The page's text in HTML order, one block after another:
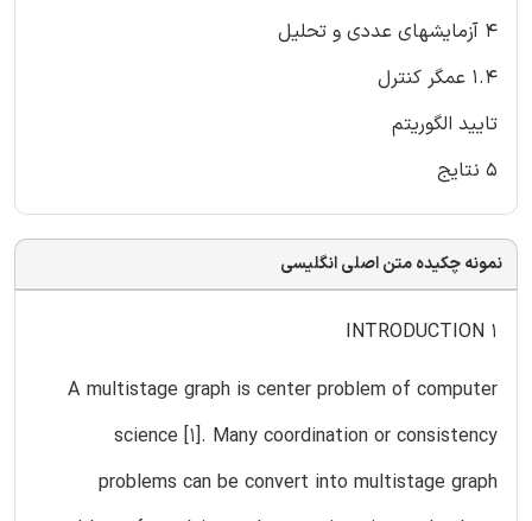
4 آزمایشهای عددی و تحلیل
1.4 عمگر کنترل
تایید الگوریتم
5 نتایج
نمونه چکیده متن اصلی انگلیسی
1 INTRODUCTION
A multistage graph is center problem of computer
science [1]. Many coordination or consistency
problems can be convert into multistage graph